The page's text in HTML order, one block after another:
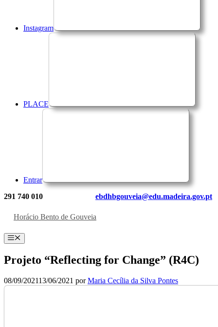
Instagram
PLACE
Entrar
291 740 010 ebdhbgouveia@edu.madeira.gov.pt
Horácio Bento de Gouveia
Menu
Projeto “Reflecting for Change” (R4C)
08/09/202113/06/2021 porMaria Cecília da Silva Pontes